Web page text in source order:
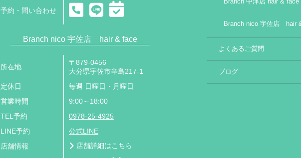
予約・問い合わせ
Branch nico 宇佐店 hair & face
所在地
〒879-0456
大分県宇佐市辛島217-1
定休日
毎週 日曜日・月曜日
営業時間
9:00～18:00
TEL予約
0978-25-4925
LINE予約
公式LINE
店舗情報
店舗詳細はこちら
Branch nico 宇佐店 hair
よくあるご質問
ブログ